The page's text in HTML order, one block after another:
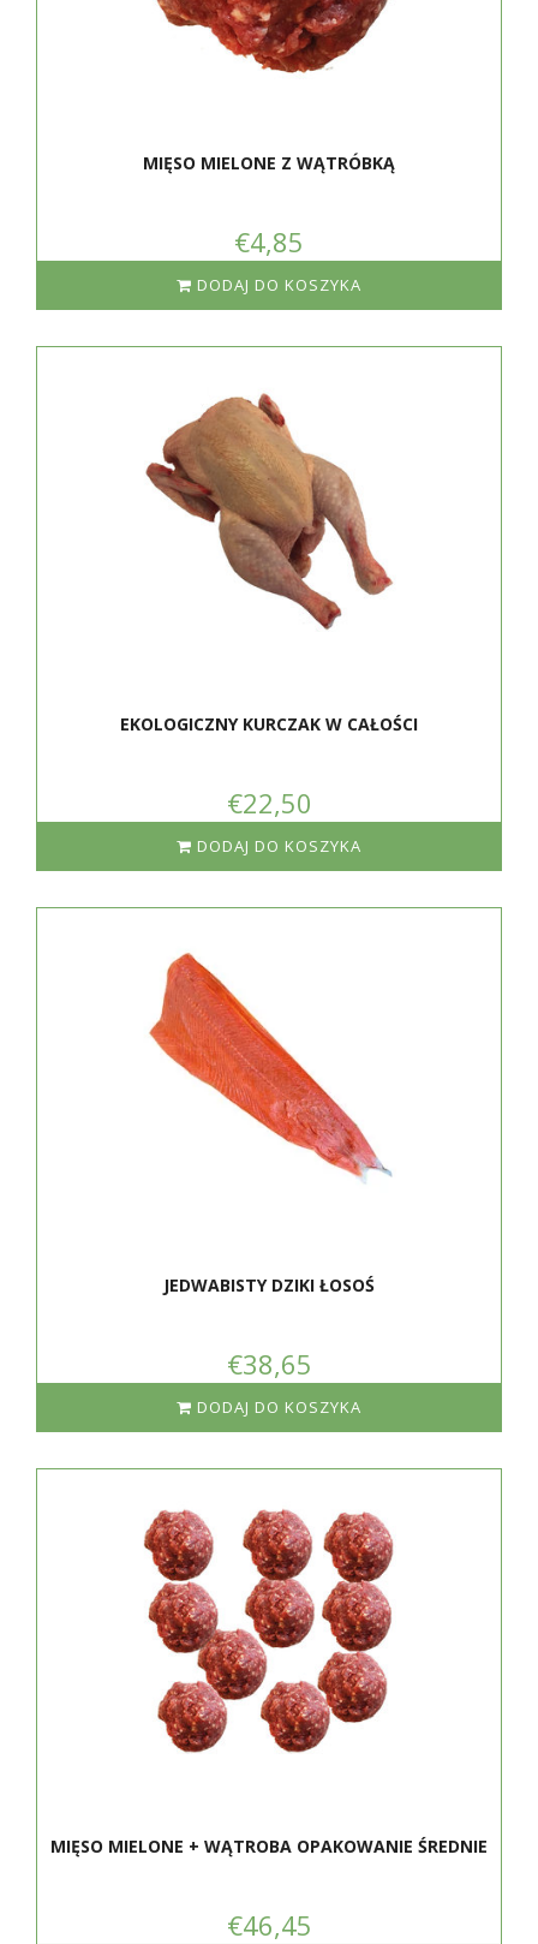
MIĘSO MIELONE Z WĄTRÓBKĄ
€4,85
DODAJ DO KOSZYKA
EKOLOGICZNY KURCZAK W CAŁOŚCI
€22,50
DODAJ DO KOSZYKA
JEDWABISTY DZIKI ŁOSOŚ
€38,65
DODAJ DO KOSZYKA
MIĘSO MIELONE + WĄTROBA OPAKOWANIE ŚREDNIE
€46,45